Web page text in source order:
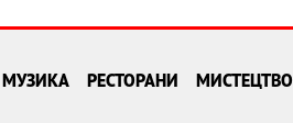
МУЗИКА РЕСТОРАНИ МИСТЕЦТВО